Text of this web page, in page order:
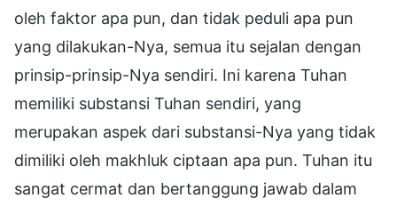
oleh faktor apa pun, dan tidak peduli apa pun
yang dilakukan-Nya, semua itu sejalan dengan
prinsip-prinsip-Nya sendiri. Ini karena Tuhan
memiliki substansi Tuhan sendiri, yang
merupakan aspek dari substansi-Nya yang tidak
dimiliki oleh makhluk ciptaan apa pun. Tuhan itu
sangat cermat dan bertanggung jawab dalam